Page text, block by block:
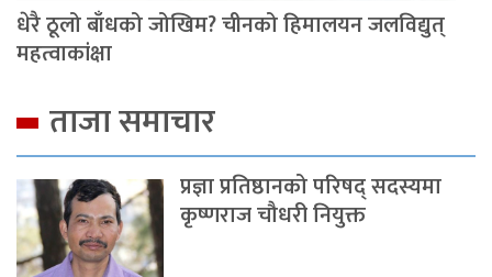
धेरै ठूलो बाँधको जोखिम? चीनको हिमालयन जलविद्युत्
महत्वाकांक्षा
ताजा समाचार
प्रज्ञा प्रतिष्ठानको परिषद् सदस्यमा
कृष्णराज चौधरी नियुक्त